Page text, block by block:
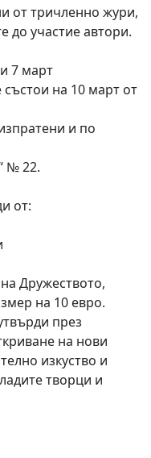
от тричленно жури,
до участие автори.
7 март
на 10 март от
и по
№ 22.
от:
Дружеството,
на 10 евро.
през
на нови
изкуство и
творци и